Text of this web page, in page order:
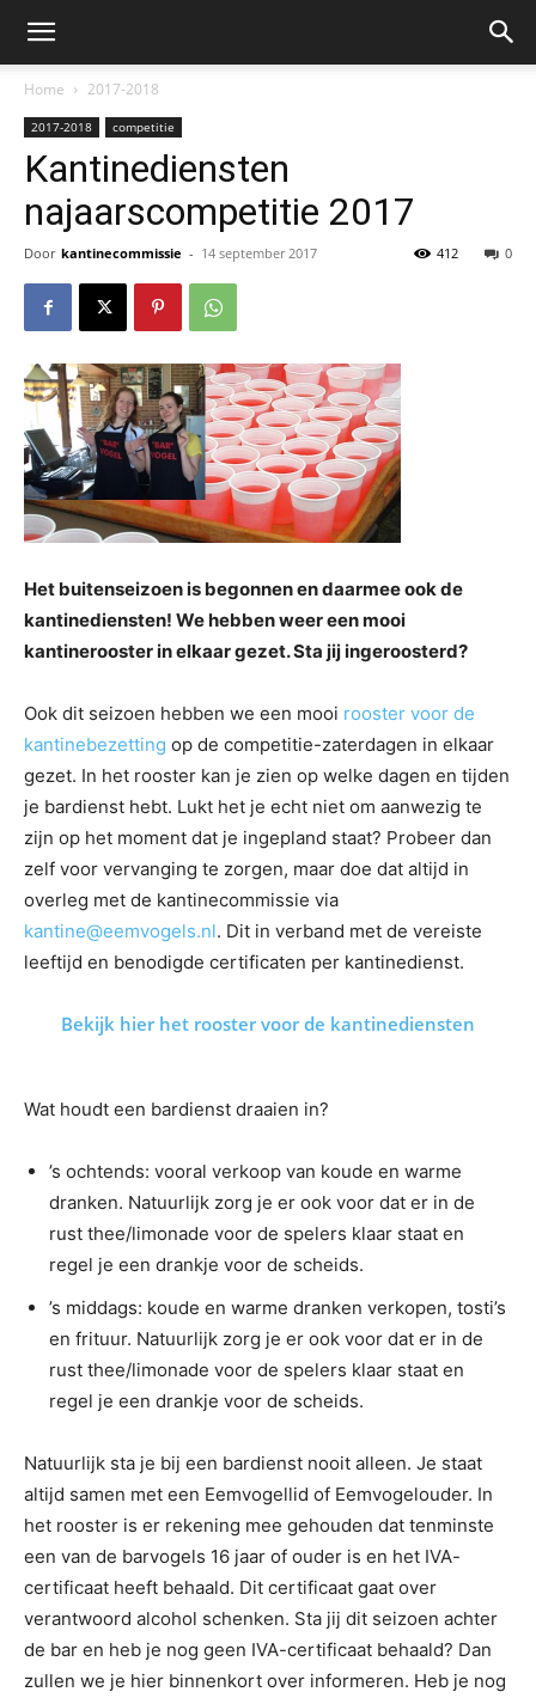
Home 2017-2018
2017-2018 competitie
Kantinediensten
najaarscompetitie 2017
Door kantinecommissie - 14 september 2017 0
412
Het buitenseizoen is begonnen en daarmee ook de
kantinediensten! We hebben weer een mooi
kantinerooster in elkaar gezet. Sta jij ingeroosterd?
Ook dit seizoen hebben we een mooi rooster voor de
kantinebezetting op de competitie-zaterdagen in elkaar
gezet. In het rooster kan je zien op welke dagen en tijden
je bardienst hebt. Lukt het je echt niet om aanwezig te
zijn op het moment dat je ingepland staat? Probeer dan
zelf voor vervanging te zorgen, maar doe dat altijd in
overleg met de kantinecommissie via
kantine@eemvogels.nl. Dit in verband met de vereiste
leeftijd en benodigde certificaten per kantinedienst.
Bekijk hier het rooster voor de kantinediensten
Wat houdt een bardienst draaien in?
’s ochtends: vooral verkoop van koude en warme
dranken. Natuurlijk zorg je er ook voor dat er in de
rust thee/limonade voor de spelers klaar staat en
regel je een drankje voor de scheids.
’s middags: koude en warme dranken verkopen, tosti’s
en frituur. Natuurlijk zorg je er ook voor dat er in de
rust thee/limonade voor de spelers klaar staat en
regel je een drankje voor de scheids.
Natuurlijk sta je bij een bardienst nooit alleen. Je staat
altijd samen met een Eemvogellid of Eemvogelouder. In
het rooster is er rekening mee gehouden dat tenminste
een van de barvogels 16 jaar of ouder is en het IVA-
certificaat heeft behaald. Dit certificaat gaat over
verantwoord alcohol schenken. Sta jij dit seizoen achter
de bar en heb je nog geen IVA-certificaat behaald? Dan
zullen we je hier binnenkort over informeren. Heb je nog